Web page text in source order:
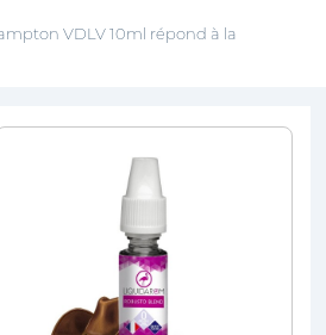
VDLV 10ml répond à la